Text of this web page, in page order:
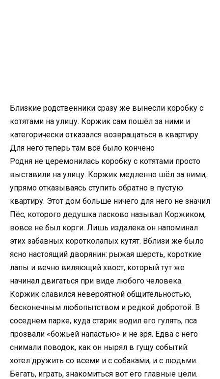
Близкие родственники сразу же вынесли коробку с
котятами на улицу. Коржик сам пошёл за ними и
категорически отказался возвращаться в квартиру.
Для него теперь там всё было кончено
Родня не церемонилась коробку с котятами просто
выставили на улицу. Коржик медленно шёл за ними,
упрямо отказываясь ступить обратно в пустую
квартиру. Этот дом больше ничего для него не значил
Пёс, которого дедушка ласково называл Коржиком,
вовсе не был корги. Лишь издалека он напоминал
этих забавных коротколапых кутят. Вблизи же было
ясно настоящий дворянин: рыжая шерсть, короткие
лапы и вечно виляющий хвост, который тут же
начинал двигаться при виде любого человека.
Коржик славился невероятной общительностью,
бесконечным любопытством и редкой добротой. В
соседнем парке, куда старик водил его гулять, пса
прозвали «божьей напастью» и не зря. Едва с него
снимали поводок, как он нырял в гущу событий:
хотел дружить со всеми и с собаками, и с людьми.
Бегать, играть, знакомиться вот его главные цели.